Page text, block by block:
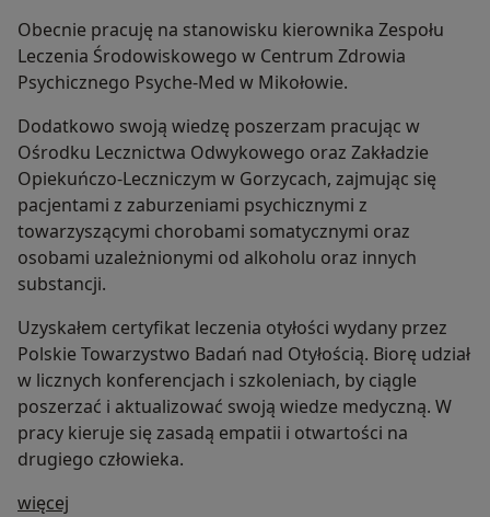
Obecnie pracuję na stanowisku kierownika Zespołu
Leczenia Środowiskowego w Centrum Zdrowia
Psychicznego Psyche-Med w Mikołowie.
Dodatkowo swoją wiedzę poszerzam pracując w
Ośrodku Lecznictwa Odwykowego oraz Zakładzie
Opiekuńczo-Leczniczym w Gorzycach, zajmując się
pacjentami z zaburzeniami psychicznymi z
towarzyszącymi chorobami somatycznymi oraz
osobami uzależnionymi od alkoholu oraz innych
substancji.
Uzyskałem certyfikat leczenia otyłości wydany przez
Polskie Towarzystwo Badań nad Otyłością. Biorę udział
w licznych konferencjach i szkoleniach, by ciągle
poszerzać i aktualizować swoją wiedze medyczną. W
pracy kieruje się zasadą empatii i otwartości na
drugiego człowieka.
więcej